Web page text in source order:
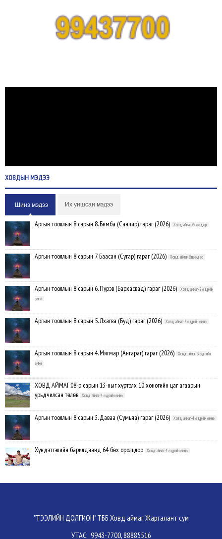
ХОВДЫНМЭДЭЭ
Шинэ мэдээ Их уншсан мэдээ
Аргын тооллын 8 сарын 8. Бямба (Санчир) гараг (2026) Ховд аймаг-Өнөөдөр
Аргын тооллын 8 сарын 7. Баасан (Сугар) гараг (2026) Ховд аймаг-Өнөөдөр
Аргын тооллын 8 сарын 6. Пүрэв (Бархасвад) гараг (2026)
Ховд аймаг-2 өдрийн
өмнө
Аргын тооллын 8 сарын 5. Лхагва (Буд) гараг (2026) Ховд аймаг-3 өдрийн өмнө
Аргын тооллын 8 сарын 4. Мягмар (Ангараг) гараг (2026)
Ховд аймаг-3 өдрийн
өмнө
ХОВД АЙМАГ:08-р сарын 13-ныг хүртэлх 10 хоногийн цаг агаарын
урьдчилсан төлөв
Ховд аймаг-4 өдрийн өмнө
Аргын тооллын 8 сарын 3. Даваа (Сумьяа) гараг (2026) Ховд аймаг-4 өдрийн өмнө
Хүндэтгэлийн барилдаанд 64 бөх оролцлоо Ховд аймаг-4 өдрийн өмнө
Улсын цол, чимэг хүртсэн бөхчүүд, харваачдад хүндэтгэл үзүүлэв
Ховд
Үндэсний сурын харвааны шилдгүүд тодорлоо
"ТЭЭЛИЙН ДОЛГИОН" ТББ Ховд аймаг Жаргалант сум
УТАС: 9943-7700, 88885516